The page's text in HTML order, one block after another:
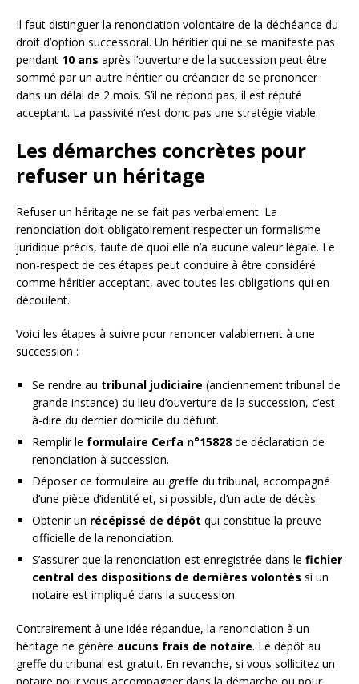
Il faut distinguer la renonciation volontaire de la déchéance du
droit d’option successoral. Un héritier qui ne se manifeste pas
pendant 10 ans après l’ouverture de la succession peut être
sommé par un autre héritier ou créancier de se prononcer
dans un délai de 2 mois. S’il ne répond pas, il est réputé
acceptant. La passivité n’est donc pas une stratégie viable.
Les démarches concrètes pour
refuser un héritage
Refuser un héritage ne se fait pas verbalement. La
renonciation doit obligatoirement respecter un formalisme
juridique précis, faute de quoi elle n’a aucune valeur légale. Le
non-respect de ces étapes peut conduire à être considéré
comme héritier acceptant, avec toutes les obligations qui en
découlent.
Voici les étapes à suivre pour renoncer valablement à une
succession :
Se rendre au tribunal judiciaire (anciennement tribunal de
grande instance) du lieu d’ouverture de la succession, c’est-
à-dire du dernier domicile du défunt.
Remplir le formulaire Cerfa n°15828 de déclaration de
renonciation à succession.
Déposer ce formulaire au greffe du tribunal, accompagné
d’une pièce d’identité et, si possible, d’un acte de décès.
Obtenir un récépissé de dépôt qui constitue la preuve
officielle de la renonciation.
S’assurer que la renonciation est enregistrée dans le fichier
central des dispositions de dernières volontés si un
notaire est impliqué dans la succession.
Contrairement à une idée répandue, la renonciation à un
héritage ne génère aucuns frais de notaire. Le dépôt au
greffe du tribunal est gratuit. En revanche, si vous sollicitez un